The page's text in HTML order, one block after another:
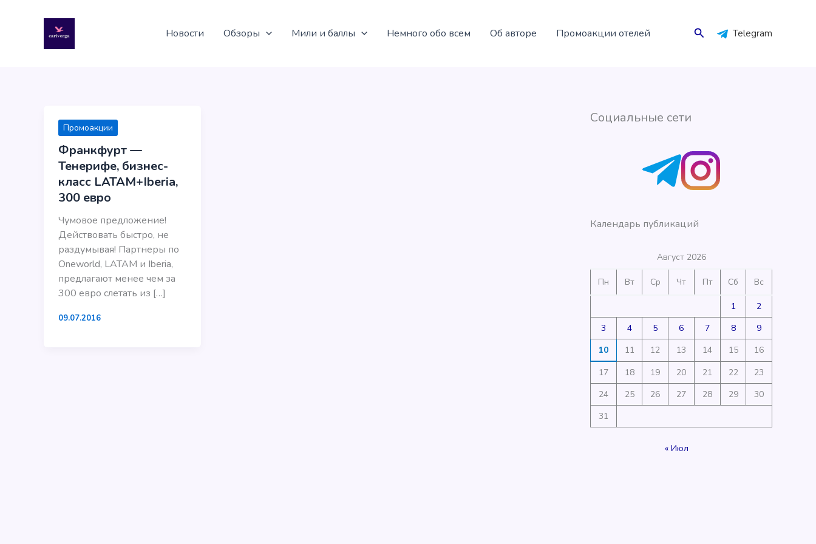
содержимому
Новости Обзоры Мили и баллы Немного обо всем Об авторе Промоакции отелей Поиск Telegram
Промоакции
Франкфурт —
Тенерифе, бизнес-
класс LATAM+Iberia,
300 евро
Чумовое предложение!
Действовать быстро, не
раздумывая! Партнеры по
Oneworld, LATAM и Iberia,
предлагают менее чем за
300 евро слетать из […]
09.07.2016
Социальные сети
Календарь публикаций
Август 2026
Пн Вт Ср Чт Пт Сб Вс
1
2
3
4 5 6 7 8
9
10
11 12 13 14 15
16
17
18 19 20 21 22
23
24
25 26 27 28 29
30
31
« Июл